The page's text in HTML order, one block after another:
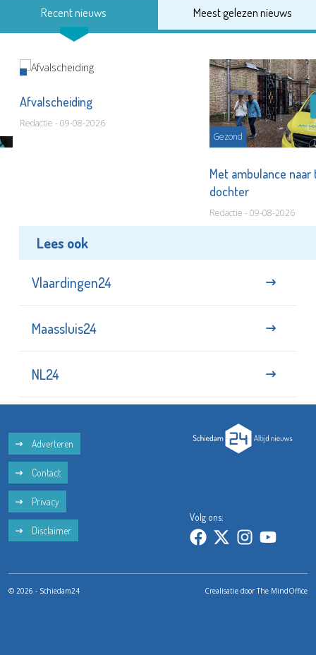
Recent nieuws Meest gelezen nieuws
Afvalscheiding
Redactie - 09-08-2026
Gezond
Met ambulance
dochter
Redactie - 09-08-2026
Lees ook
Vlaardingen24
Maassluis24
NL24
Adverteren
Contact
Privacy
Disclaimer
Volg ons:
© 2026 - Schiedam24 Crealisatie doorThe MindOffice